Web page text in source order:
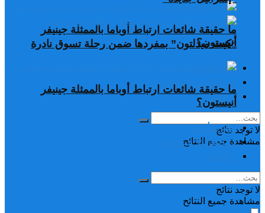
ما حقيقة شائعات ارتباط أوباما بالممثلة جينيفر
أنيستون؟
تغريدات
دراسات وبحوث
رياضة
لا توجد نتائج
مشاهدة جميع النتائح
“كيت ميدلتون” بمفردها ضمن رحلة تسوق نادرة
ما حقيقة شائعات ارتباط أوباما بالممثلة جينيفر
أنيستون؟
تغريدات
دراسات وبحوث
لا توجد نتائج
مشاهدة جميع النتائح